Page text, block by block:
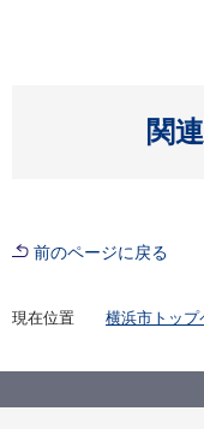
関
前のページに戻る
現在位置 横浜市トップ
道路占用入